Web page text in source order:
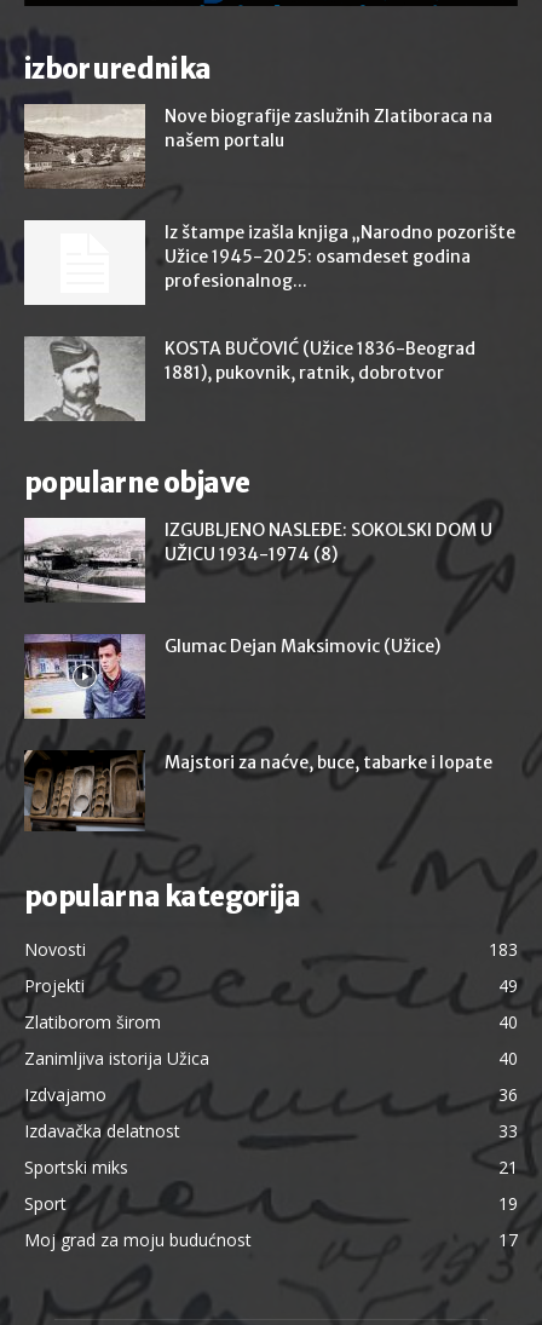
izbor urednika
Nove biografije zaslužnih Zlatiboraca na
našem portalu
Iz štampe izašla knjiga „Narodno pozorište
Užice 1945-2025: osamdeset godina
profesionalnog...
KOSTA BUČOVIĆ (Užice 1836-Beograd
1881), pukovnik, ratnik, dobrotvor
popularne objave
IZGUBLJENO NASLEĐE: SOKOLSKI DOM U
UŽICU 1934-1974 (8)
Glumac Dejan Maksimovic (Užice)
Majstori za naćve, buce, tabarke i lopate
popularna kategorija
Novosti
183
Projekti
49
Zlatiborom širom
40
Zanimljiva istorija Užica
40
Izdvajamo
36
Izdavačka delatnost
33
Sportski miks
21
Sport
19
Moj grad za moju budućnost
17